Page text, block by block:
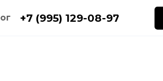
+7 (995) 129-08-97